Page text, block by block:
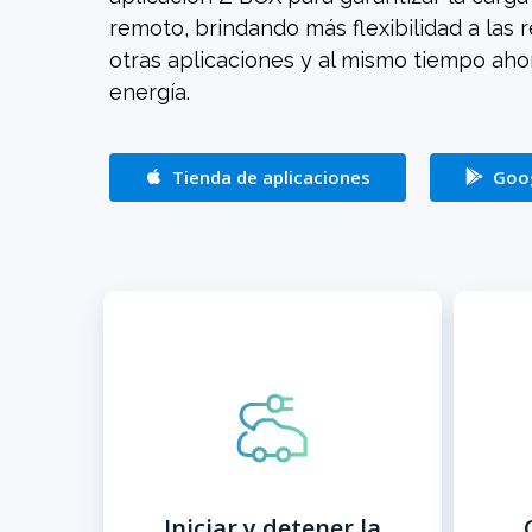
remoto, brindando más flexibilidad a las
otras aplicaciones y al mismo tiempo
energía.
Tienda de aplicaciones
Ahorrando tiempo,
energía y costos, Z-box
otorga a los usuarios
más control sobre
iniciar o detener la